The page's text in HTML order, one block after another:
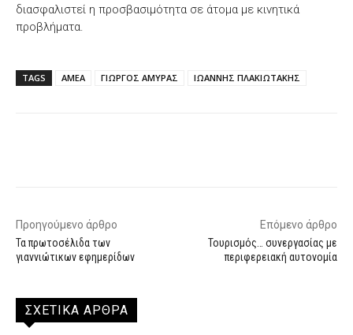
διασφαλιστεί η προσβασιμότητα σε άτομα με κινητικά
προβλήματα.
TAGS ΑΜΕΑ ΓΙΩΡΓΟΣ ΑΜΥΡΑΣ ΙΩΑΝΝΗΣ ΠΛΑΚΙΩΤΑΚΗΣ
Προηγούμενο άρθρο
Τα πρωτοσέλιδα των
γιαννιώτικων εφημερίδων
Επόμενο άρθρο
Τουρισμός… συνεργασίας με
περιφερειακή αυτονομία
ΣΧΕΤΙΚΑ ΑΡΘΡΑ